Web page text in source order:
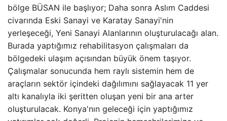
bölge BÜSAN ile başlıyor; Daha sonra Aslım Caddesi
civarında Eski Sanayi ve Karatay Sanayi'nin
yerleşeceği, Yeni Sanayi Alanlarının oluşturulacağı alan.
Burada yaptığımız rehabilitasyon çalışmaları da
bölgedeki ulaşım açısından büyük önem taşıyor.
Çalışmalar sonucunda hem raylı sistemin hem de
araçların sektör içindeki dağılımını sağlayacak 11 yer
altı kanalıyla iki şeritten oluşan yeni bir ana arter
oluşturulacak. Konya'nın geleceği için yaptığımız